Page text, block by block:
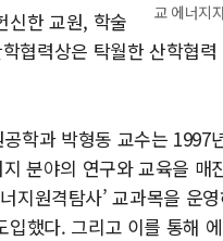
교 에너지
신한 교원, 학술
협력상은 탁월한 산학협
학과 박형동 교수는
분야의 연구와 교육을
너지원격탐사’ 교과목을
했다. 그리고 이를 통해